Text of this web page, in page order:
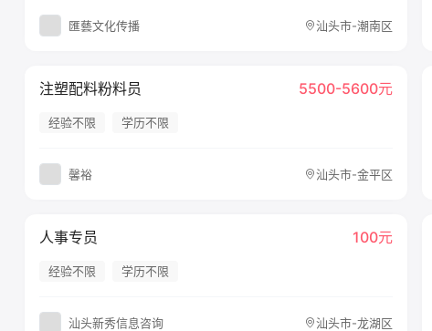
匯藝文化传播 汕头市-潮南区
注塑配料粉料员 5500-5600元
经验不限 学历不限
馨裕 汕头市-金平区
人事专员 100元
经验不限 学历不限
汕头新秀信息咨询 汕头市-龙湖区